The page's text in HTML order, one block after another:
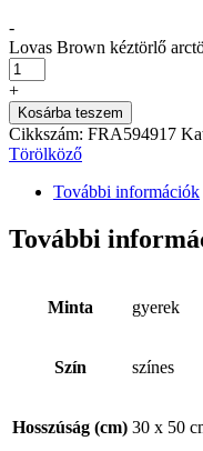
-
Lovas Brown kéztörlő
+
Kosárba teszem
Cikkszám: FRA594917
Törölköző
További információk
További
Minta gyerek
Szín színes
Hosszúság (cm) 30 x 50